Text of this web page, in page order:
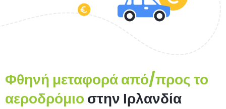
Φθηνή μεταφορά από/προς το
αεροδρόμιο στην Ιρλανδία